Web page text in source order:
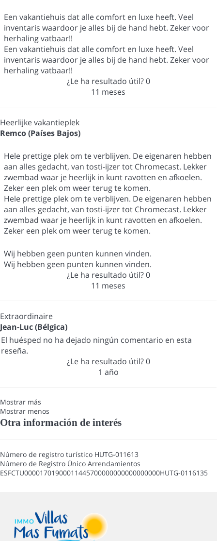
Een vakantiehuis dat alle comfort en luxe heeft. Veel
inventaris waardoor je alles bij de hand hebt. Zeker voor
herhaling vatbaar!!
Een vakantiehuis dat alle comfort en luxe heeft. Veel
inventaris waardoor je alles bij de hand hebt. Zeker voor
herhaling vatbaar!!
¿Le ha resultado útil?0
11 meses
Heerlijke vakantieplek
Remco (Países Bajos)
Hele prettige plek om te verblijven. De eigenaren hebben
aan alles gedacht, van tosti-ijzer tot Chromecast. Lekker
zwembad waar je heerlijk in kunt ravotten en afkoelen.
Zeker een plek om weer terug te komen.
Hele prettige plek om te verblijven. De eigenaren hebben
aan alles gedacht, van tosti-ijzer tot Chromecast. Lekker
zwembad waar je heerlijk in kunt ravotten en afkoelen.
Zeker een plek om weer terug te komen.
Wij hebben geen punten kunnen vinden.
Wij hebben geen punten kunnen vinden.
¿Le ha resultado útil?0
11 meses
Extraordinaire
Jean-Luc (Bélgica)
El huésped no ha dejado ningún comentario en esta
reseña.
¿Le ha resultado útil?0
1 año
Mostrar más
Mostrar menos
Otra información de interés
Número de registro turístico HUTG-011613
Número de Registro Único Arrendamientos
ESFCTU00001701900011445700000000000000000HUTG-0116135